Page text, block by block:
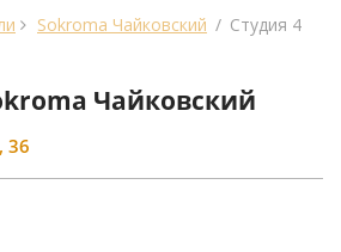
Sokroma Чайковский / Студия 4
Чайковский
36